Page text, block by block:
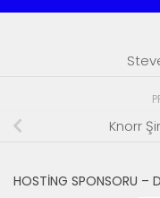
Knorr
HOSTING SPONSORU –